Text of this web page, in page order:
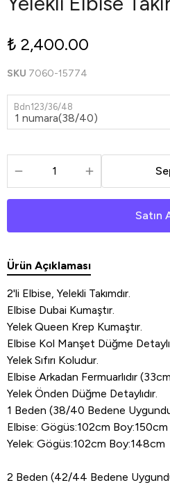
₺ 2,400.00
SKU 7060-15774
Bdn123/36/48
Satın
Ürün Açıklaması
2'li Elbise, Yelekli Takımdır.
Elbise Dubai Kumaştır.
Yelek Queen Krep Kumaştır.
Elbise Kol Manşet Düğme
Yelek Sıfırı Koludur.
Elbise Arkadan Fermuarlıdır
Yelek Önden Düğme Detaylıdır.
1 Beden (38/40 Bedene
Elbise: Gögüs:102cm
Yelek: Gögüs:102cm Boy:148cm
2 Beden (42/44 Bedene